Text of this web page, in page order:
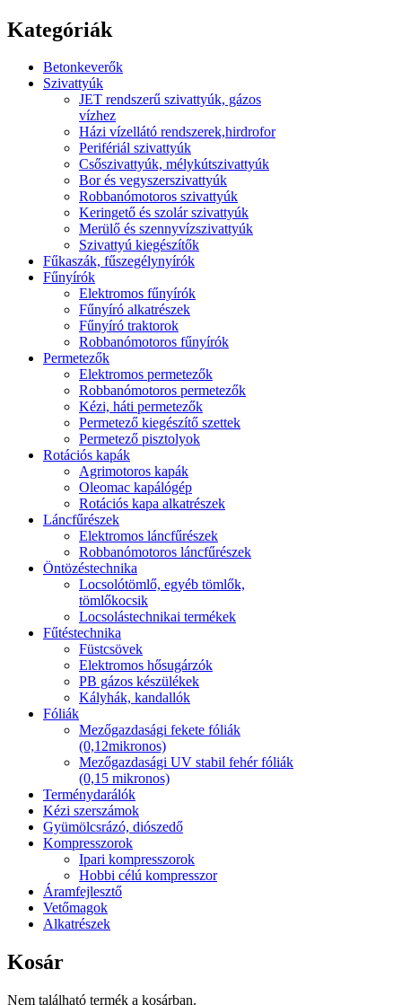
Kategóriák
Betonkeverők
Szivattyúk
JET rendszerű szivattyúk, gázos
vízhez
Házi vízellátó rendszerek,hirdrofor
Perifériál szivattyúk
Csőszivattyúk, mélykútszivattyúk
Bor és vegyszerszivattyúk
Robbanómotoros szivattyúk
Keringető és szolár szivattyúk
Merülő és szennyvízszivattyúk
Szivattyú kiegészítők
Fűkaszák, fűszegélynyírók
Fűnyírók
Elektromos fűnyírók
Fűnyíró alkatrészek
Fűnyíró traktorok
Robbanómotoros fűnyírók
Permetezők
Elektromos permetezők
Robbanómotoros permetezők
Kézi, háti permetezők
Permetező kiegészítő szettek
Permetező pisztolyok
Rotációs kapák
Agrimotoros kapák
Oleomac kapálógép
Rotációs kapa alkatrészek
Láncfűrészek
Elektromos láncfűrészek
Robbanómotoros láncfűrészek
Öntözéstechnika
Locsolótömlő, egyéb tömlők,
tömlőkocsik
Locsolástechnikai termékek
Fűtéstechnika
Füstcsövek
Elektromos hősugárzók
PB gázos készülékek
Kályhák, kandallók
Fóliák
Mezőgazdasági fekete fóliák
(0,12mikronos)
Mezőgazdasági UV stabil fehér fóliák
(0,15 mikronos)
Terménydarálók
Kézi szerszámok
Gyümölcsrázó, diószedő
Kompresszorok
Ipari kompresszorok
Hobbi célú kompresszor
Áramfejlesztő
Vetőmagok
Alkatrészek
Kosár
Nem található termék a kosárban.